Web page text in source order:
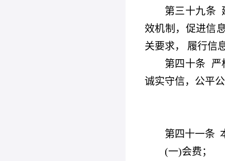
第三十九条
效机制，促进信
关要求， 履行信
第四十条
严
诚实守信，公平
第四十一条
(一)会费；